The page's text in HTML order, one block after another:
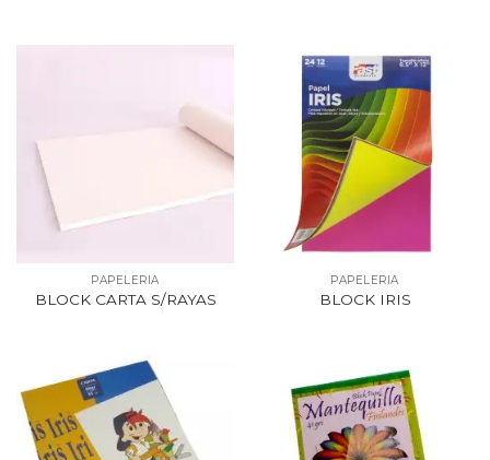
PAPELERIA
BLOCK CARTA S/RAYAS
PAPELERIA
BLOCK IRIS